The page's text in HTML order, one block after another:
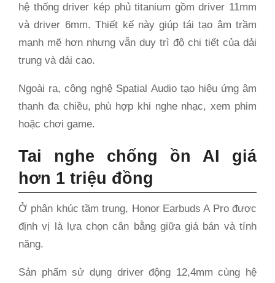
hệ thống driver kép phủ titanium gồm driver 11mm
và driver 6mm. Thiết kế này giúp tái tạo âm trầm
mạnh mẽ hơn nhưng vẫn duy trì độ chi tiết của dải
trung và dải cao.
Ngoài ra, công nghệ Spatial Audio tạo hiệu ứng âm
thanh đa chiều, phù hợp khi nghe nhạc, xem phim
hoặc chơi game.
Tai nghe chống ồn AI giá
hơn 1 triệu đồng
Ở phân khúc tầm trung, Honor Earbuds A Pro được
định vị là lựa chọn cân bằng giữa giá bán và tính
năng.
Sản phẩm sử dụng driver động 12,4mm cùng hệ